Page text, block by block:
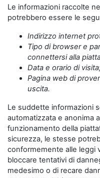
Le informazioni raccolte
potrebbero essere le
Indirizzo internet
Tipo di browser e
connettersi alla
Data e orario di
Pagina web di
uscita.
Le suddette informazioni
automatizzata e anonima
funzionamento della
sicurezza, le stesse
conformemente alle leggi
bloccare tentativi di
medesimo o di recare